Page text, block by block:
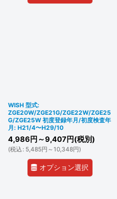
WISH 型式:
ZGE20W/ZGE21G/ZGE22W/ZGE25
G/ZGE25W 初度登録年月/初度検査年
月: H21/4〜H29/10
4,986 円 ～9,407 円(税別)
(税込 : 5,485円 ～10,348円)
オプション選択